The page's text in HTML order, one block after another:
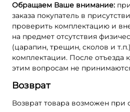
Обращаем Ваше внимание:
заказа покупатель в
проверить комплектацию и
на предмет отсутствия
(царапин, трещин, сколов и
комплектации. После отъезда
этим вопросам не
Возврат
Возврат товара возможен при